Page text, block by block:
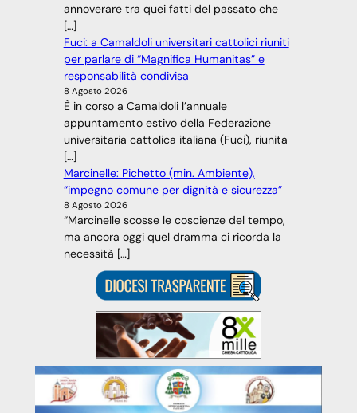
annoverare tra quei fatti del passato che
[…]
Fuci: a Camaldoli universitari cattolici riuniti
per parlare di “Magnifica Humanitas” e
responsabilità condivisa
8 Agosto 2026
È in corso a Camaldoli l’annuale
appuntamento estivo della Federazione
universitaria cattolica italiana (Fuci), riunita
[…]
Marcinelle: Pichetto (min. Ambiente),
“impegno comune per dignità e sicurezza”
8 Agosto 2026
“Marcinelle scosse le coscienze del tempo,
ma ancora oggi quel dramma ci ricorda la
necessità […]